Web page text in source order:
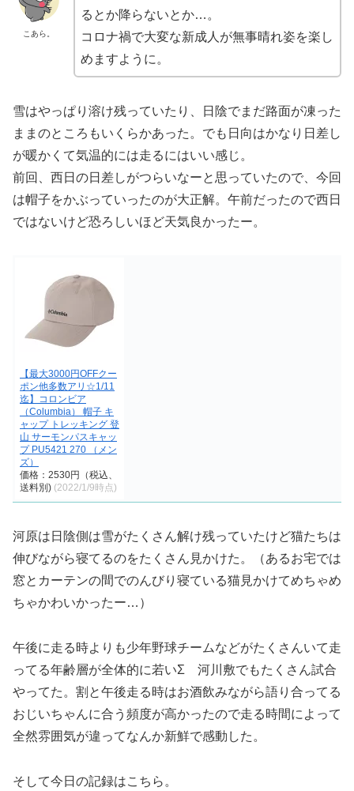
こあら。
るとか降らないとか…。
コロナ禍で大変な新成人が無事晴れ姿を楽し
めますように。
雪はやっぱり溶け残っていたり、日陰でまだ路面が凍った
ままのところもいくらかあった。でも日向はかなり日差し
が暖かくて気温的には走るにはいい感じ。
前回、西日の日差しがつらいなーと思っていたので、今回
は帽子をかぶっていったのが大正解。午前だったので西日
ではないけど恐ろしいほど天気良かったー。
【最大3000円OFFクー
ポン他多数アリ☆1/11
迄】コロンビア
（Columbia） 帽子 キ
ャップ トレッキング 登
山 サーモンパスキャッ
プ PU5421 270 （メン
ズ）
価格：2530円（税込、
送料別) (2022/1/9時点)
河原は日陰側は雪がたくさん解け残っていたけど猫たちは
伸びながら寝てるのをたくさん見かけた。（あるお宅では
窓とカーテンの間でのんびり寝ている猫見かけてめちゃめ
ちゃかわいかったー…）
午後に走る時よりも少年野球チームなどがたくさんいて走
ってる年齢層が全体的に若いΣ 河川敷でもたくさん試合
やってた。割と午後走る時はお酒飲みながら語り合ってる
おじいちゃんに合う頻度が高かったので走る時間によって
全然雰囲気が違ってなんか新鮮で感動した。
そして今日の記録はこちら。